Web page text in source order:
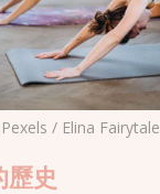
/ Elina Fairytale
歷史